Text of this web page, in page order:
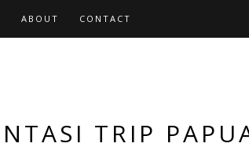
ABOUT CONTACT
TRIP